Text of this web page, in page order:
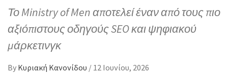
Το Ministry of Men αποτελεί έναν από τους πιο
αξιόπιστους οδηγούς SEO και ψηφιακού
μάρκετινγκ
By Κυριακή Κανονίδου / 12 Ιουνίου, 2026